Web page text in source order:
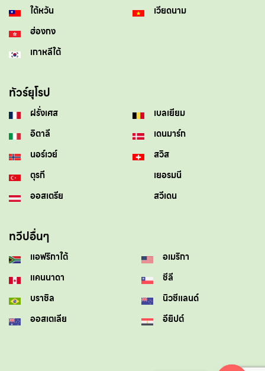
ใต้หวัน
ฮ่องกง
เกาหลีใต้
เวียดนาม
ทัวร์ยุโรป
ฝรั่งเศส
อิตาลี
นอร์เวย์
ตุรกี
ออสเตรีย
เบลเยียม
เดนมาร์ก
สวิส
เยอรมนี
สวีเดน
ทวีปอื่นๆ
แอฟริกาใต้
แคนนาดา
บราซิล
ออสเตเลีย
อเมริกา
ชีลี
นิวซีแลนด์
อียิปต์